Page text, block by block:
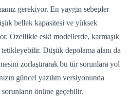
gerekiyor. En yaygın sebepler
bellek kapasitesi ve yüksek
Özellikle eski modellerde, karmaşık
Düşük depolama alanı da
zorlaştırarak bu tür sorunlara yol
güncel yazılım versiyonunda
önüne geçebilir.